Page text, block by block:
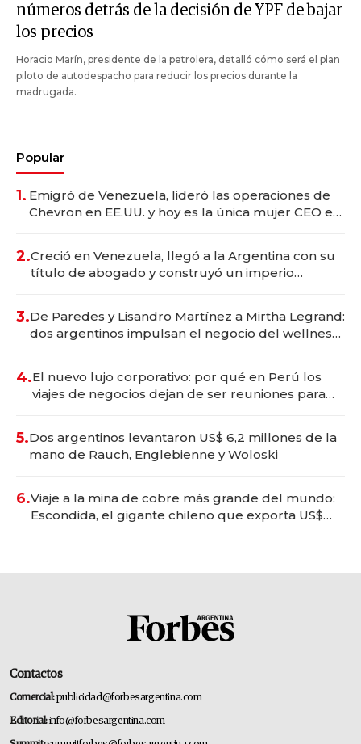
números detrás de la decisión de YPF de bajar
los precios
Horacio Marín, presidente de la petrolera, detalló cómo será el plan
piloto de autodespacho para reducir los precios durante la
madrugada.
Popular
1. Emigró de Venezuela, lideró las operaciones de
Chevron en EE.UU. y hoy es la única mujer CEO en
2.Creció en Venezuela, llegó a la Argentina con su
título de abogado y construyó un imperio
3.De Paredes y Lisandro Martínez a Mirtha Legrand:
dos argentinos impulsan el negocio del wellness
4.El nuevo lujo corporativo: por qué en Perú los
viajes de negocios dejan de ser reuniones para
5.Dos argentinos levantaron US$ 6,2 millones de la
mano de Rauch, Englebienne y Woloski
6.Viaje a la mina de cobre más grande del mundo:
Escondida, el gigante chileno que exporta US$
Contactos
Comercial:publicidad@forbesargentina.com
Editorial:info@forbesargentina.com